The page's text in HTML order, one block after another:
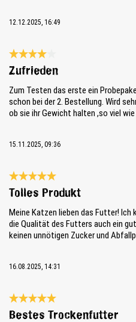
12.12.2025, 16:49
Bewertung mit 4 von 5 Sternen
Zufrieden
Zum Testen das erste ein
schon bei der 2. Bestellung. Wird
ob sie ihr Gewicht halten ,so viel
15.11.2025, 09:36
Bewertung mit 5 von 5 Sternen
Tolles Produkt
Meine Katzen lieben das Futter!
die Qualität des Futters auch ein
keinen unnötigen Zucker und
16.08.2025, 14:31
Bewertung mit 5 von 5 Sternen
Bestes Trockenfutter